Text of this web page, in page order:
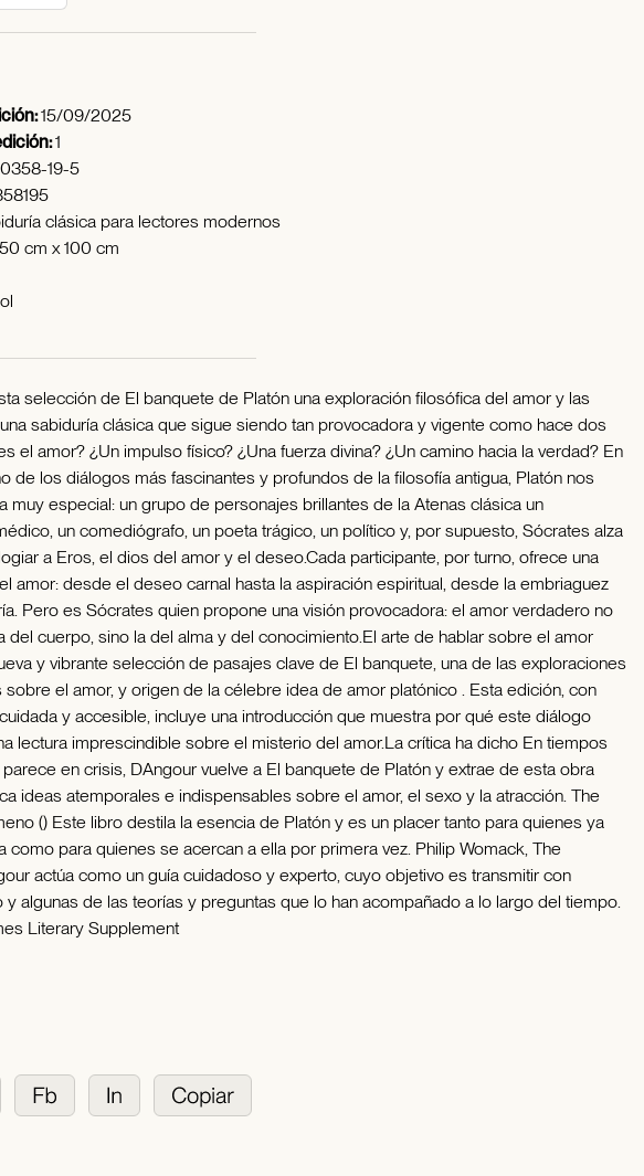
15/09/2025
1
19-5
clásica para lectores modernos
cm x 100 cm
selección de El banquete de Platón una exploración filosófica del amor y las
sabiduría clásica que sigue siendo tan provocadora y vigente como hace dos
el amor? ¿Un impulso físico? ¿Una fuerza divina? ¿Un camino hacia la verdad? En
de los diálogos más fascinantes y profundos de la filosofía antigua, Platón nos
muy especial: un grupo de personajes brillantes de la Atenas clásica un
un comediógrafo, un poeta trágico, un político y, por supuesto, Sócrates alza
a Eros, el dios del amor y el deseo.Cada participante, por turno, ofrece una
amor: desde el deseo carnal hasta la aspiración espiritual, desde la embriaguez
Pero es Sócrates quien propone una visión provocadora: el amor verdadero no
del cuerpo, sino la del alma y del conocimiento.El arte de hablar sobre el amor
y vibrante selección de pasajes clave de El banquete, una de las exploraciones
sobre el amor, y origen de la célebre idea de amor platónico . Esta edición, con
y accesible, incluye una introducción que muestra por qué este diálogo
lectura imprescindible sobre el misterio del amor.La crítica ha dicho En tiempos
en crisis, DAngour vuelve a El banquete de Platón y extrae de esta obra
ideas atemporales e indispensables sobre el amor, el sexo y la atracción. The
() Este libro destila la esencia de Platón y es un placer tanto para quienes ya
como para quienes se acercan a ella por primera vez. Philip Womack, The
actúa como un guía cuidadoso y experto, cuyo objetivo es transmitir con
y algunas de las teorías y preguntas que lo han acompañado a lo largo del tiempo.
Literary Supplement